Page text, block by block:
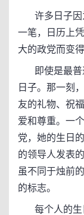
许多日子因
一笔，日历上
大的政党而变
即使是最普
日子。那一刻
友的礼物、祝
爱和尊重。一
党，她的生日
的领导人发表
虽不同于烛前
的标志。
每个人的生